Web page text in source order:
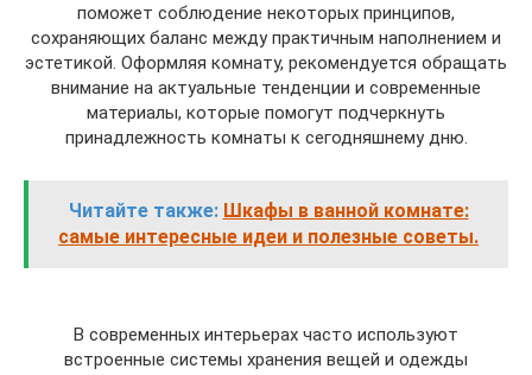
поможет соблюдение некоторых принципов,
сохраняющих баланс между практичным наполнением и
эстетикой. Оформляя комнату, рекомендуется обращать
внимание на актуальные тенденции и современные
материалы, которые помогут подчеркнуть
принадлежность комнаты к сегодняшнему дню.
Читайте также: Шкафы в ванной комнате:
самые интересные идеи и полезные советы.
В современных интерьерах часто используют
встроенные системы хранения вещей и одежды